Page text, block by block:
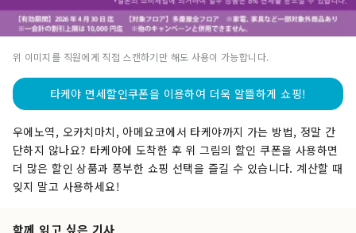
위 이미지를 직원에게 직접 스캔하기만 해도 사용이 가능합니다.
타케야 면세할인쿠폰을 이용하여 더욱 알뜰하게 쇼핑!
우에노역, 오카치마치, 아메요코에서 타케야까지 가는 방법, 정말 간
단하지 않나요? 타케야에 도착한 후 위 그림의 할인 쿠폰을 사용하면
더 많은 할인 상품과 풍부한 쇼핑 선택을 즐길 수 있습니다. 계산할 때
잊지 말고 사용하세요!